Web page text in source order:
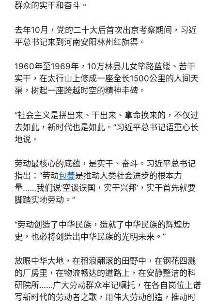
群众的实干和奋斗。
去年10月，党的二十大后首次出京考察期间，习近
平总书记来到河南安阳林州红旗渠。
1960年至1969年，10万林县儿女筚路蓝缕、苦干
实干，在太行山上修成一座全长1500公里的人间天
渠，树起一座跨越时空的精神丰碑。
“社会主义是拼出来、干出来、拿命换来的，不仅过
去如此，新时代也是如此。”习近平总书记语重心长
地说。
劳动最核心的底蕴，是实干、奋斗。习近平总书记
指出：“劳动包養是推动人类社会进步的根本力
量……我们说‘空谈误国，实干兴邦’，实干首先就要
脚踏实地劳动。”
“劳动创造了中华民族，造就了中华民族的辉煌历
史，也必将创造出中华民族的光明未来。”
放眼中华大地，在稻浪翻滚的田野中，在钢花四溅
的厂房里，在物流畅达的道路上，在安静整洁的科
研院所……广大劳动群众牢记嘱托，在各自岗位上谱
写新时代的劳动者之歌，用伟大劳动创造，推动时